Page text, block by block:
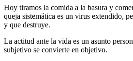
Hoy tiramos la comida a la basura y
queja sistemática es un virus extendido,
y que destruye.
La actitud ante la vida es un asunto
subjetivo se convierte en objetivo.